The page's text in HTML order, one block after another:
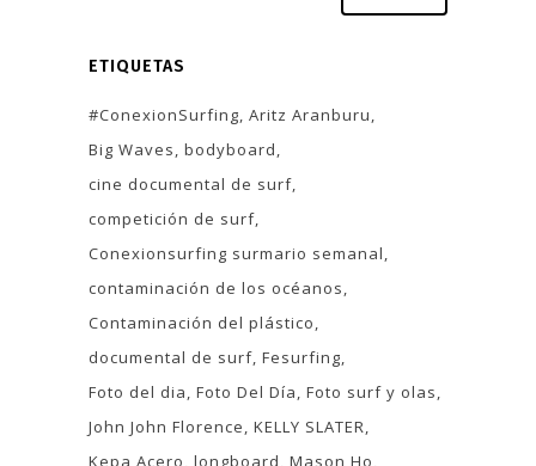
ETIQUETAS
#ConexionSurfing Aritz Aranburu
Big Waves bodyboard
cine documental de surf
competición de surf
Conexionsurfing surmario semanal
contaminación de los océanos
Contaminación del plástico
documental de surf Fesurfing
Foto del dia Foto Del Día Foto surf y olas
John John Florence KELLY SLATER
Kepa Acero longboard Mason Ho